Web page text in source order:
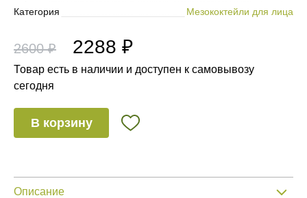
Категория
Мезококтейли для лица
2600 ₽ 2288 ₽
Товар есть в наличии и доступен к самовывозу
сегодня
В корзину
Описание